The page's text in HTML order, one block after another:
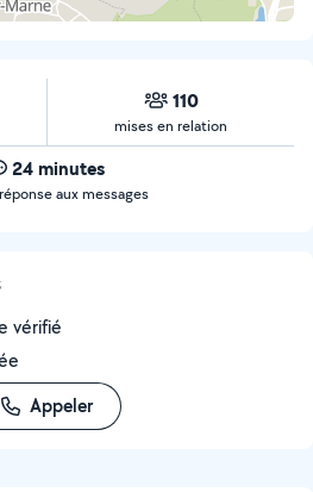
110
mises en relation
24 minutes
aux messages
vérifié
Appeler